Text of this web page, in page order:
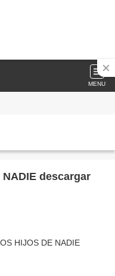
MENU
NADIE descargar